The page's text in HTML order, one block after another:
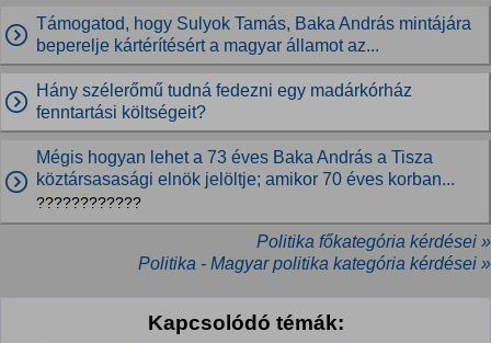
Támogatod, hogy Sulyok Tamás, Baka András mintájára
beperelje kártérítésért a magyar államot az...
Hány szélerőmű tudná fedezni egy madárkórház
fenntartási költségeit?
Mégis hogyan lehet a 73 éves Baka András a Tisza
köztársasasági elnök jelöltje; amikor 70 éves korban...
????????????
Politika főkategória kérdései »
Politika - Magyar politika kategória kérdései »
Kapcsolódó témák: